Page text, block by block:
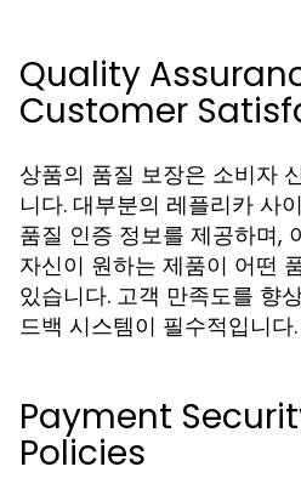
Quality
Customer
상품의 품질 보장은 소비자
니다. 대부분의 레플리카 사
품질 인증 정보를 제공하며,
자신이 원하는 제품이 어떤
있습니다. 고객 만족도를 향
드백 시스템이 필수적입니다.
Payment
Policies